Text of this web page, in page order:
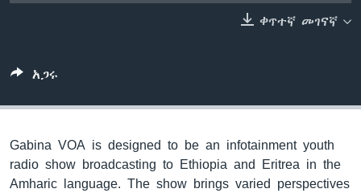
ቀጥተኛ መገናኛ
አጋሩ
Gabina VOA is designed to be an infotainment youth
radio show broadcasting to Ethiopia and Eritrea in the
Amharic language. The show brings varied perspectives